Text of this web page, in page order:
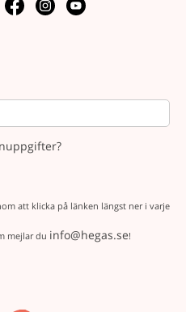
att klicka på länken längst ner i varje
mejlar du info@hegas.se!